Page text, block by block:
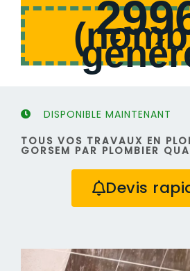
(
DISPONIBLE MAINTENANT
TOUS VOS TRAVAUX EN
GORSEM PAR PLOMBIER
Devis